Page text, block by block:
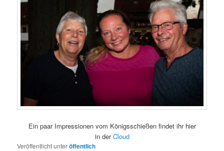
Ein paar Impressionen vom Königsschießen findet ihr hier
in derCloud
Veröffentlicht unteröffentlich